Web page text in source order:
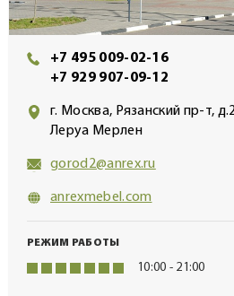
+7 495 009-02-16
+7 929 907-09-12
г. Москва, Рязанский пр-т,
Леруа Мерлен
gorod2@anrex.ru
anrexmebel.com
РЕЖИМ РАБОТЫ
10:00 - 21:00